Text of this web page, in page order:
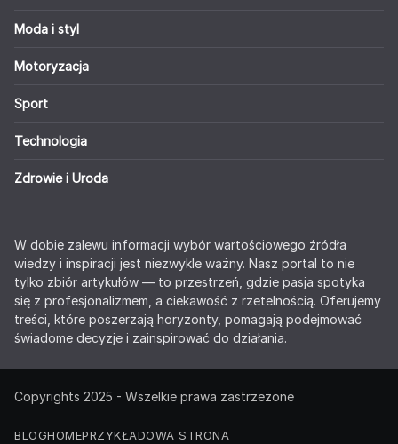
Moda i styl
Motoryzacja
Sport
Technologia
Zdrowie i Uroda
W dobie zalewu informacji wybór wartościowego źródła
wiedzy i inspiracji jest niezwykle ważny. Nasz portal to nie
tylko zbiór artykułów — to przestrzeń, gdzie pasja spotyka
się z profesjonalizmem, a ciekawość z rzetelnością. Oferujemy
treści, które poszerzają horyzonty, pomagają podejmować
świadome decyzje i zainspirować do działania.
Copyrights 2025 - Wszelkie prawa zastrzeżone
BLOGHOMEPRZYKŁADOWA STRONA